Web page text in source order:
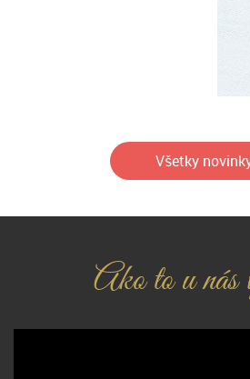
Všetky
Ako to u nás